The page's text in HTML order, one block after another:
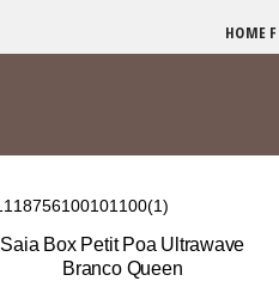
HOME
Saia Box Petit Poa Ultrawave
Branco Queen